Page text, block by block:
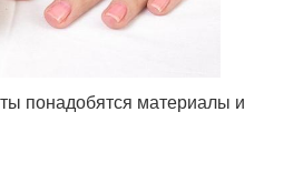
понадобятся материалы и